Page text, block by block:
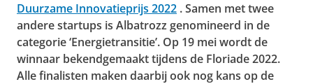
Duurzame Innovatieprijs 2022 . Samen met twee
andere startups is Albatrozz genomineerd in de
categorie ‘Energietransitie’. Op 19 mei wordt de
winnaar bekendgemaakt tijdens de Floriade 2022.
Alle finalisten maken daarbij ook nog kans op de